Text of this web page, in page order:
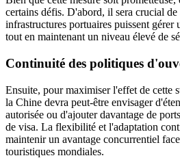
certains défis. D'abord, il sera crucial de
infrastructures portuaires puissent
tout en maintenant un niveau élevé de
Continuité des politiques
Ensuite, pour maximiser l'effet de cette
la Chine devra peut-être envisager
autorisée ou d'ajouter davantage de
de visa. La flexibilité et l'adaptation
maintenir un avantage concurrentiel
touristiques mondiales.